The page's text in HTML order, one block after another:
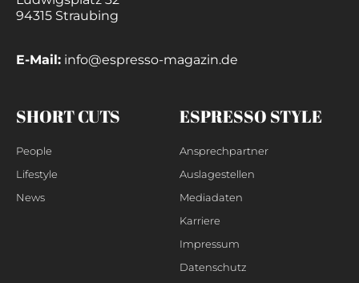
94315 Straubing
E-Mail: info@espresso-magazin.de
SHORT CUTS
People
Lifestyle
News
ESPRESSO STYLE
Ansprechpartner
Auslagestellen
Mediadaten
Karriere
Impressum
Datenschutz